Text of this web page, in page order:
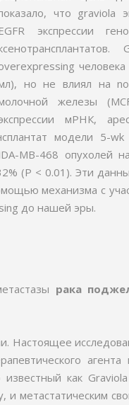
что graviola
экспрессии
но не влиял на
железы
мРНК,
модели 5-
MB-468 опухолей
(P < 0.01). Эти
механизма с
до нашей эры.
рака
Настоящее
агента
как
метастатическим